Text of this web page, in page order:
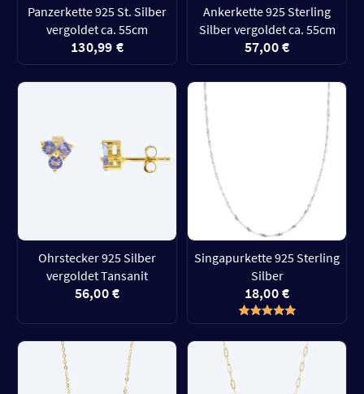
Panzerkette 925 St. Silber
vergoldet ca. 55cm
130,99 €
Ankerkette 925 Sterling
Silber vergoldet ca. 55cm
57,00 €
Ohrstecker 925 Silber
vergoldet Tansanit
56,00 €
Singapurkette 925 Sterling
Silber
18,00 €